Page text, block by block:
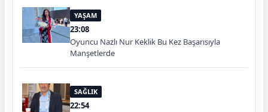
YAŞAM
23:08
Oyuncu Nazlı Nur Keklik Bu Kez Başarısıyla
Manşetlerde
SAĞLIK
22:54